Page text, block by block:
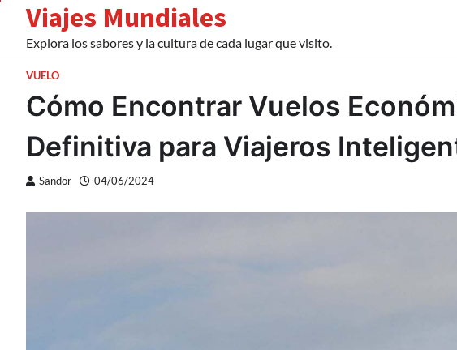
content
Viajes Mundiales
Explora los sabores y la cultura de cada lugar que visito.
VUELO
Cómo Encontrar Vuelos
Definitiva para Viajeros
Sandor 04/06/2024